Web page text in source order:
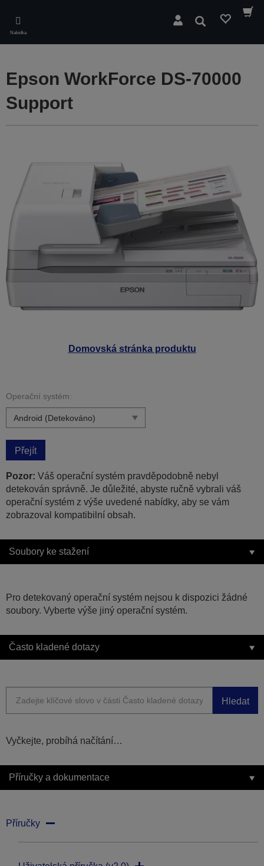
main
content
Nabídka
Hledat
Domovská stránka produktu
Epson WorkForce DS-70000
Support
Operační systém:
Přejít
Pozor: Váš operační systém pravděpodobně nebyl
detekován správně. Je důležité, abyste ručně vybrali váš
operační systém z výše uvedené nabídky, aby se vám
zobrazoval kompatibilní obsah.
Soubory ke stažení
Pro detekovaný operační systém nejsou k dispozici žádné
soubory. Vyberte výše jiný operační systém.
Často kladené dotazy
Hledat
Vyčkejte, probíhá načítání…
Příručky a dokumentace
Příručky